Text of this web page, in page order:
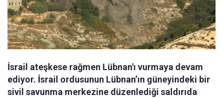
İsrail ateşkese rağmen Lübnan'ı vurmaya devam
ediyor. İsrail ordusunun Lübnan’ın güneyindeki bir
sivil savunma merkezine düzenlediği saldırıda